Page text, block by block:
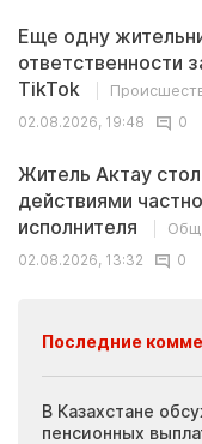
Еще одну
ответственности
TikTok
02.08.2026, 19:48
0
Житель Актау
действиями
исполнителя
02.08.2026, 13:32
0
Последние
В Казахстане
пенсионных